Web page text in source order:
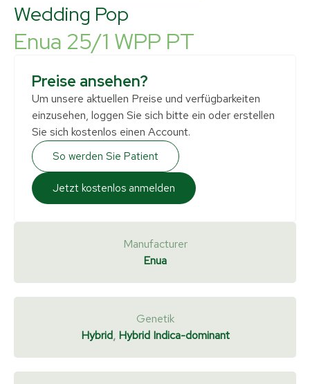
Wedding Pop
Enua 25/1 WPP PT
Preise ansehen?
Um unsere aktuellen Preise und verfügbarkeiten
einzusehen, loggen Sie sich bitte ein oder erstellen
Sie sich kostenlos einen Account.
So werden Sie Patient
Jetzt kostenlos anmelden
Manufacturer
Enua
Genetik
Hybrid, Hybrid Indica-dominant